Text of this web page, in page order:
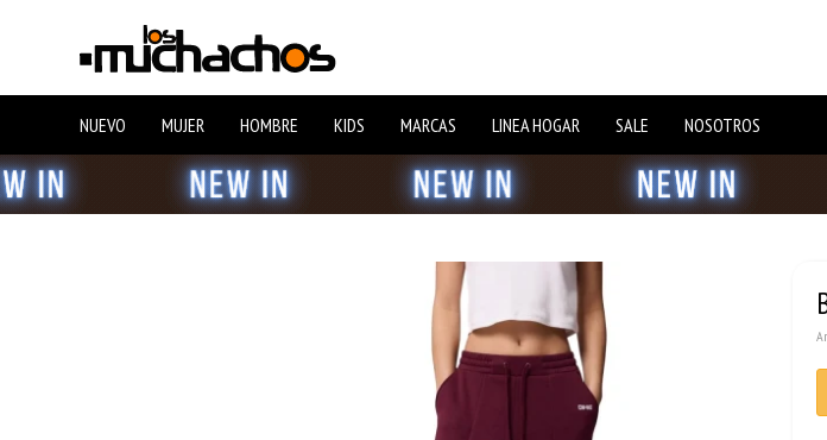
NUEVO MUJER HOMBRE KIDS MARCAS LINEA HOGAR SALE NOSOTROS